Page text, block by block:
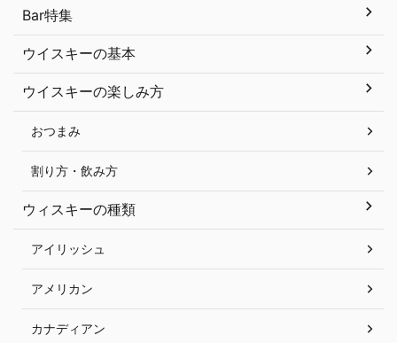
Bar特集
ウイスキーの基本
ウイスキーの楽しみ方
おつまみ
割り方・飲み方
ウィスキーの種類
アイリッシュ
アメリカン
カナディアン